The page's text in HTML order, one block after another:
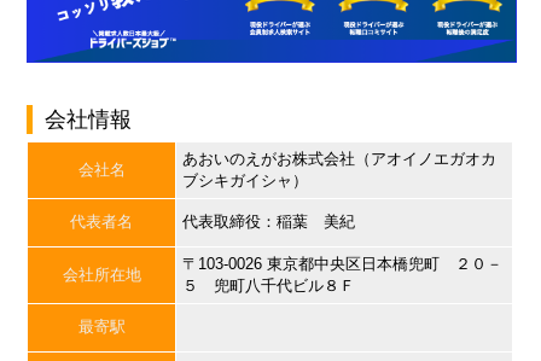
会社情報
会社名
あおいのえがお株式会社（アオイノエガオカ
ブシキガイシャ）
代表者名 代表取締役：稲葉 美紀
会社所在地
〒103-0026 東京都中央区日本橋兜町 ２０－
５ 兜町八千代ビル８Ｆ
最寄駅